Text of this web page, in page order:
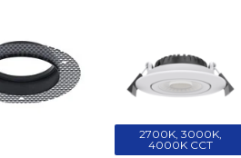
2700K, 3000K,
4000K CCT